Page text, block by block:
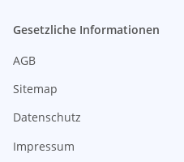
Gesetzliche Informationen
AGB
Sitemap
Datenschutz
Impressum